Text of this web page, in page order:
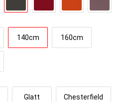
140cm 160cm
Glatt Chesterfield